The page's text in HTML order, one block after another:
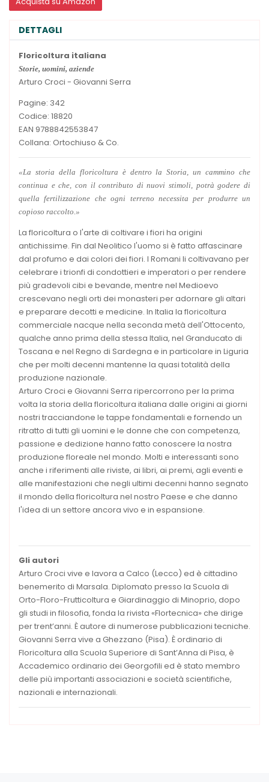
DETTAGLI
Floricoltura italiana
Storie, uomini, aziende
Arturo Croci - Giovanni Serra
Pagine: 342
Codice: 18820
EAN 9788842553847
Collana: Ortochiuso & Co.
«La storia della floricoltura è dentro la Storia, un cammino che
continua e che, con il contributo di nuovi stimoli, potrà godere di
quella fertilizzazione che ogni terreno necessita per produrre un
copioso raccolto.»
La floricoltura o l'arte di coltivare i fiori ha origini
antichissime. Fin dal Neolitico l'uomo si è fatto affascinare
dal profumo e dai colori dei fiori. I Romani li coltivavano per
celebrare i trionfi di condottieri e imperatori o per rendere
più gradevoli cibi e bevande, mentre nel Medioevo
crescevano negli orti dei monasteri per adornare gli altari
e preparare decotti e medicine. In Italia la floricoltura
commerciale nacque nella seconda metà dell'Ottocento,
qualche anno prima della stessa Italia, nel Granducato di
Toscana e nel Regno di Sardegna e in particolare in Liguria
che per molti decenni mantenne la quasi totalità della
produzione nazionale.
Arturo Croci e Giovanni Serra ripercorrono per la prima
volta la storia della floricoltura italiana dalle origini ai giorni
nostri tracciandone le tappe fondamentali e fornendo un
ritratto di tutti gli uomini e le donne che con competenza,
passione e dedizione hanno fatto conoscere la nostra
produzione floreale nel mondo. Molti e interessanti sono
anche i riferimenti alle riviste, ai libri, ai premi, agli eventi e
alle manifestazioni che negli ultimi decenni hanno segnato
il mondo della floricoltura nel nostro Paese e che danno
l'idea di un settore ancora vivo e in espansione.
Gli autori
Arturo Croci vive e lavora a Calco (Lecco) ed è cittadino
benemerito di Marsala. Diplomato presso la Scuola di
Orto-Floro-Frutticoltura e Giardinaggio di Minoprio, dopo
gli studi in filosofia, fonda la rivista «Flortecnica» che dirige
per trent’anni. È autore di numerose pubblicazioni tecniche.
Giovanni Serra vive a Ghezzano (Pisa). È ordinario di
Floricoltura alla Scuola Superiore di Sant’Anna di Pisa, è
Accademico ordinario dei Georgofili ed è stato membro
delle più importanti associazioni e società scientifiche,
nazionali e internazionali.